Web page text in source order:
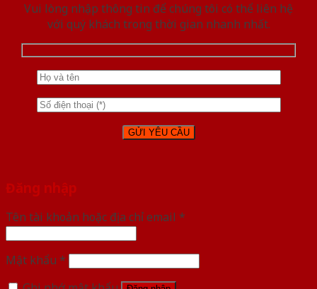
Vui lòng nhập thông tin để chúng tôi có thể liên hệ
với quý khách trong thời gian nhanh nhất.
Đăng nhập
Tên tài khoản hoặc địa chỉ email *
Mật khẩu *